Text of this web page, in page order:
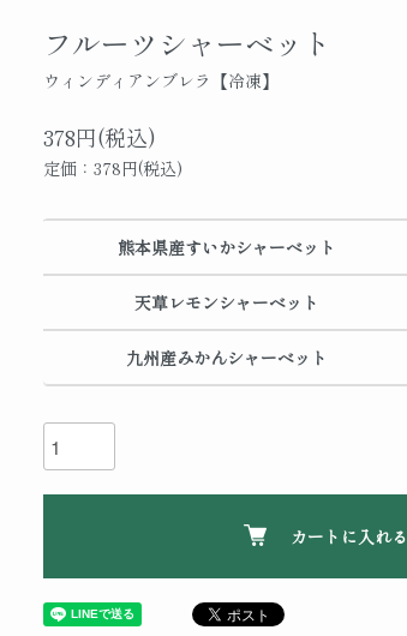
フルーツシャーベット
ウィンディアンブレラ【冷凍】
378円(税込)
定価：378円(税込)
熊本県産すいかシャーベット
天草レモンシャーベット
九州産みかんシャーベット
カートに入れる